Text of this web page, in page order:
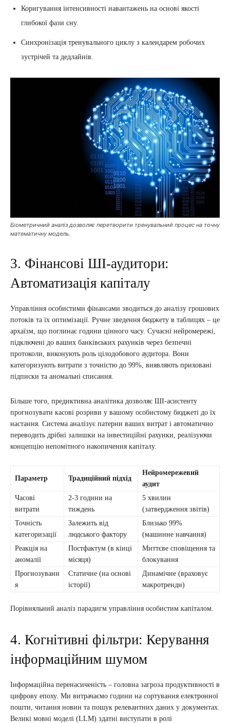
Коригування інтенсивності навантажень на основі якості
глибокої фази сну.
Синхронізація тренувального циклу з календарем робочих
зустрічей та дедлайнів.
Біометричний аналіз дозволяє перетворити тренувальний процес на точну
математичну модель.
3. Фінансові ШІ-аудитори:
Автоматизація капіталу
Управління особистими фінансами зводиться до аналізу грошових
потоків та їх оптимізації. Ручне зведення бюджету в таблицях – це
архаїзм, що поглинає години цінного часу. Сучасні нейромережі,
підключені до ваших банківських рахунків через безпечні
протоколи, виконують роль цілодобового аудитора. Вони
категоризують витрати з точністю до 99%, виявляють приховані
підписки та аномальні списання.
Більше того, предиктивна аналітика дозволяє ШІ-асистенту
прогнозувати касові розриви у вашому особистому бюджеті до їх
настання. Система аналізує патерни ваших витрат і автоматично
переводить дрібні залишки на інвестиційні рахунки, реалізуючи
концепцію непомітного накопичення капіталу.
Параметр Традиційний підхід
Нейромережевий
аудит
Часові
витрати
2-3 години на
тиждень
5 хвилин
(затвердження звітів)
Точність
категоризації
Залежить від
людського фактору
Близько 99%
(машинне навчання)
Реакція на
аномалії
Постфактум (в кінці
місяця)
Миттєве сповіщення та
блокування
Прогнозуванн
я
Статичне (на основі
історії)
Динамічне (враховує
макротренди)
Порівняльний аналіз парадигм управління особистим капіталом.
4. Когнітивні фільтри: Керування
інформаційним шумом
Інформаційна перенасиченість – головна загроза продуктивності в
цифрову епоху. Ми витрачаємо години на сортування електронної
пошти, читання новин та пошук релевантних даних у документах.
Великі мовні моделі (LLM) здатні виступати в ролі